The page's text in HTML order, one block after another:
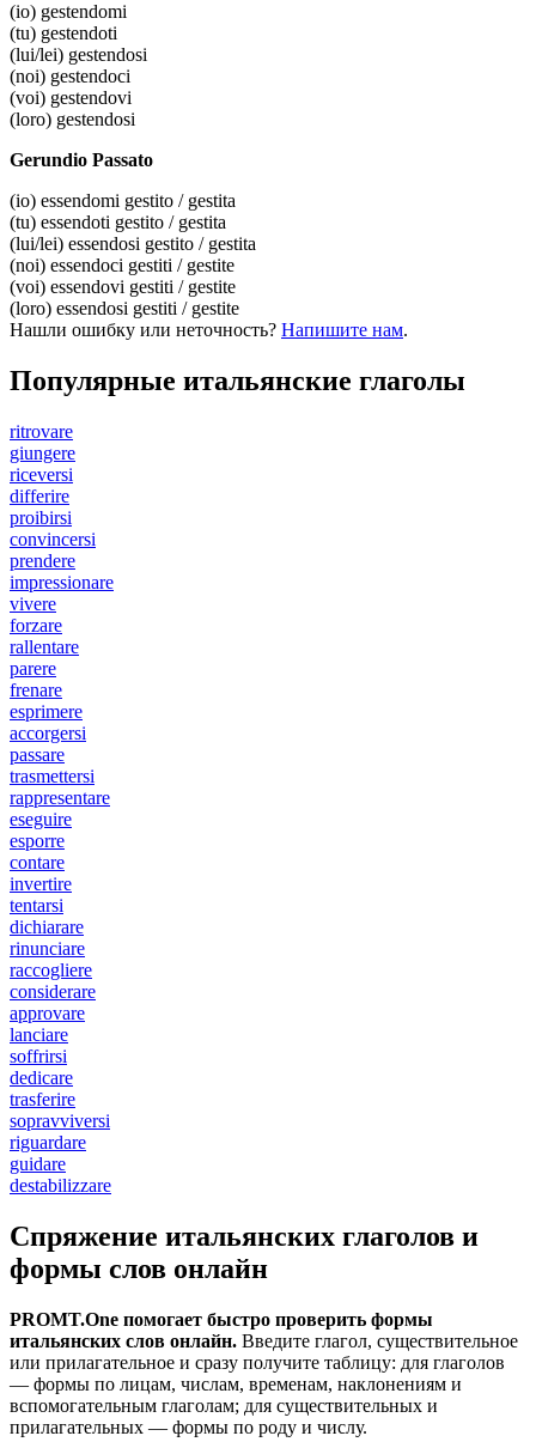
(io) gestendomi
(tu) gestendoti
(lui/lei) gestendosi
(noi) gestendoci
(voi) gestendovi
(loro) gestendosi
Gerundio Passato
(io) essendomi gestito / gestita
(tu) essendoti gestito / gestita
(lui/lei) essendosi gestito / gestita
(noi) essendoci gestiti / gestite
(voi) essendovi gestiti / gestite
(loro) essendosi gestiti / gestite
Нашли ошибку или неточность? Напишите нам.
Популярные итальянские глаголы
ritrovare
giungere
riceversi
differire
proibirsi
convincersi
prendere
impressionare
vivere
forzare
rallentare
parere
frenare
esprimere
accorgersi
passare
trasmettersi
rappresentare
eseguire
esporre
contare
invertire
tentarsi
dichiarare
rinunciare
raccogliere
considerare
approvare
lanciare
soffrirsi
dedicare
trasferire
sopravviversi
riguardare
guidare
destabilizzare
Спряжение итальянских глаголов и
формы слов онлайн
PROMT.One помогает быстро проверить формы
итальянских слов онлайн. Введите глагол, существительное
или прилагательное и сразу получите таблицу: для глаголов
— формы по лицам, числам, временам, наклонениям и
вспомогательным глаголам; для существительных и
прилагательных — формы по роду и числу.